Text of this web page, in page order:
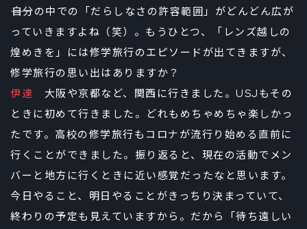
――自分の中での「だらしなさの許容範囲」がどんどん広が
っていきますよね（笑）。もうひとつ、「レンズ越しの
煌めきを」には修学旅行のエピソードが出てきますが、
修学旅行の思い出はありますか？
伊達 大阪や京都など、関西に行きました。USJもその
ときに初めて行きました。どれもめちゃめちゃ楽しかっ
たです。高校の修学旅行もコロナが流行り始める直前に
行くことができました。振り返ると、現在の活動でメン
バーと地方に行くときに近い感覚だったなと思います。
今日やること、明日やることがきっちり決まっていて、
終わりの予定も見えていますから。だから「待ち遠しい